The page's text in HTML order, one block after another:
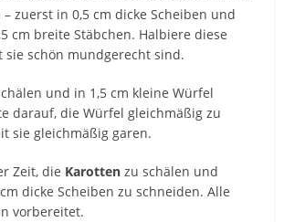
zuerst in 0,5 cm dicke Scheiben und
cm breite Stäbchen. Halbiere diese
sie schön mundgerecht sind.
und in 1,5 cm kleine Würfel
darauf, die Würfel gleichmäßig zu
sie gleichmäßig garen.
Zeit, die Karotten zu schälen und
dicke Scheiben zu schneiden. Alle
vorbereitet.